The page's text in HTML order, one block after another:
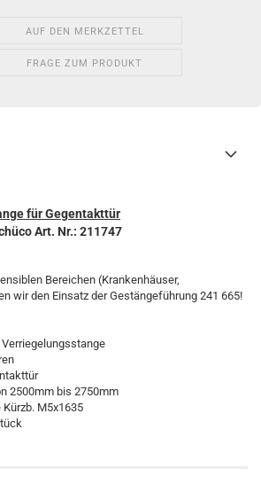
AUF DEN MERKZETTEL
FRAGE ZUM PRODUKT
für Gegentakttür
Art. Nr.: 211747
Bereichen (Krankenhäuser,
wir den Einsatz der Gestängeführung 241 665!
2500mm bis 2750mm
M5x1635